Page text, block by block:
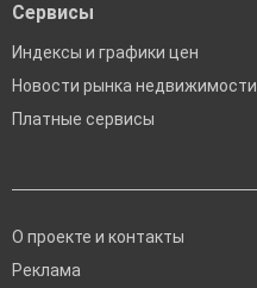
Сервисы
Индексы и графики цен
Новости рынка недвижимости
Платные сервисы
О проекте и контакты
Реклама